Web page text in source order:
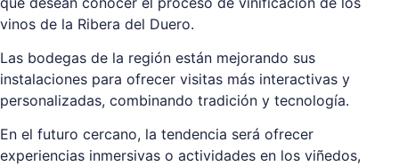
vinos de la Ribera del Duero.
Las bodegas de la región están mejorando sus
instalaciones para ofrecer visitas más interactivas y
personalizadas, combinando tradición y tecnología.
En el futuro cercano, la tendencia será ofrecer
experiencias inmersivas o actividades en los viñedos,